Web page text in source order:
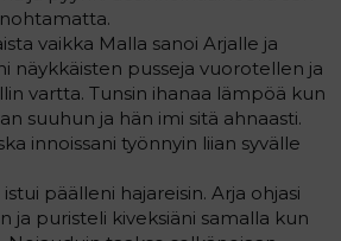
vaikka Malla sanoi Arjalle ja
näykkäisten pusseja vuorotellen ja
vartta. Tunsin ihanaa lämpöä kun
suuhun ja hän imi sitä ahnaasti.
innoissani työnnyin liian syvälle
päälleni hajareisin. Arja ohjasi
ja puristeli kiveksiäni samalla kun